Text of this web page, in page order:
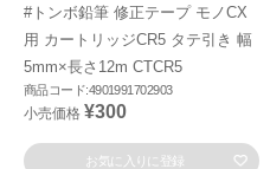
#トンボ鉛筆 修正テープ モノCX
用 カートリッジCR5 タテ引き 幅
5mm×長さ12m CTCR5
商品コード:4901991702903
小売価格 ¥300
お気に入りに登録